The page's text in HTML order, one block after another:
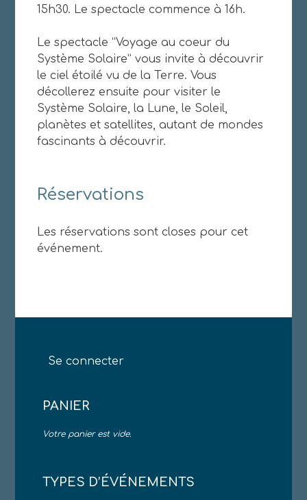
15h30. Le spectacle commence à 16h.
Le spectacle “Voyage au coeur du
Système Solaire” vous invite à découvrir
le ciel étoilé vu de la Terre. Vous
décollerez ensuite pour visiter le
Système Solaire, la Lune, le Soleil,
planètes et satellites, autant de mondes
fascinants à découvrir.
Réservations
Les réservations sont closes pour cet
événement.
Se connecter
PANIER
Votre panier est vide.
TYPES D’ÉVÉNEMENTS